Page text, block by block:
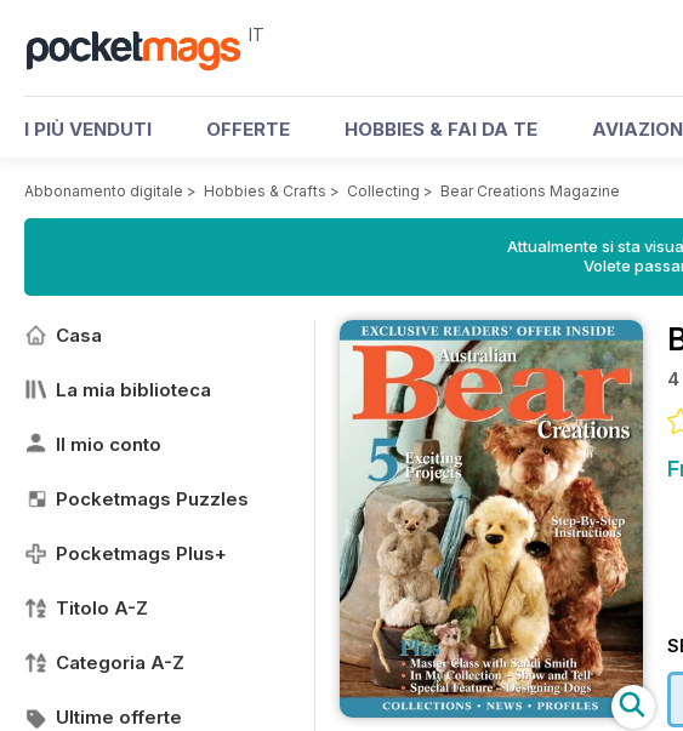
IT
I PIÙ VENDUTI OFFERTE HOBBIES & FAI DA TE
Abbonamento digitale > Hobbies & Crafts > Collecting > Bear Creations Magazine
Attualmente si sta
Volete
Casa
La mia biblioteca
Il mio conto
Pocketmags Puzzles
Pocketmags Plus+
Titolo A-Z
Categoria A-Z
Ultime offerte